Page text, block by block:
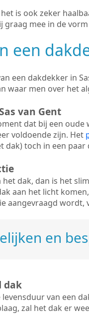
is ook zeker
graag mee in de
een
een dakdekker in
waar men over het
van Gent
dat bij een
voldoende zijn. Het
dak) toch in een
dak, dan is het
aan het licht
aangevraagd wordt,
en
dak
levensduur van een
zal het dak er